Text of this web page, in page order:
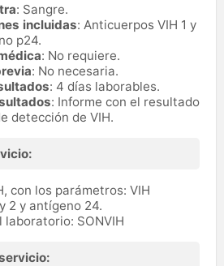
: Sangre.
incluidas: Anticuerpos VIH 1 y
p24.
: No requiere.
: No necesaria.
: 4 días laborables.
: Informe con el resultado
detección de VIH.
con los parámetros: VIH
2 y antígeno 24.
laboratorio: SONVIH